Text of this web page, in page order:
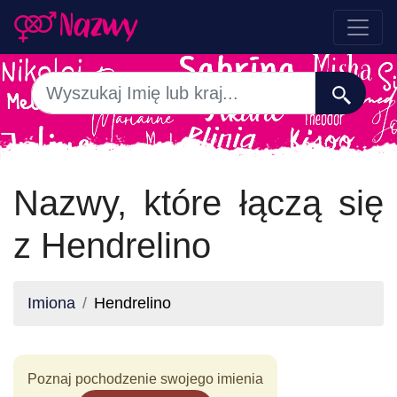
Nazwy, które łączą się
z Hendrelino
Imiona Hendrelino
Poznaj pochodzenie swojego imienia